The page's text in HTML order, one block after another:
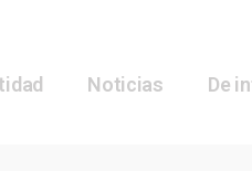
Noticias De